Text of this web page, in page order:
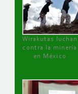
Wirakutas luchan
contra la minería
en México